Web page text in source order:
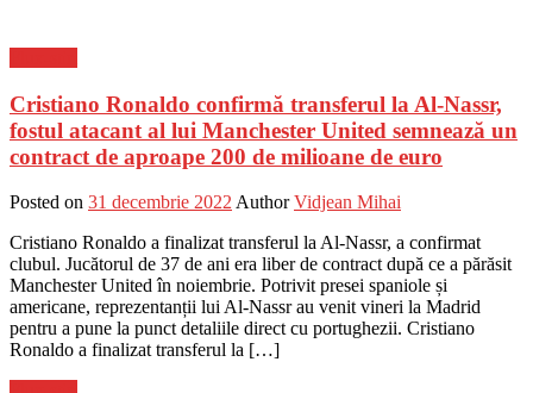
Cristiano Ronaldo confirmă transferul la Al-Nassr,
fostul atacant al lui Manchester United semnează un
contract de aproape 200 de milioane de euro
Posted on 31 decembrie 2022 Author Vidjean Mihai
Cristiano Ronaldo a finalizat transferul la Al-Nassr, a confirmat
clubul. Jucătorul de 37 de ani era liber de contract după ce a părăsit
Manchester United în noiembrie. Potrivit presei spaniole și
americane, reprezentanții lui Al-Nassr au venit vineri la Madrid
pentru a pune la punct detaliile direct cu portughezii. Cristiano
Ronaldo a finalizat transferul la […]